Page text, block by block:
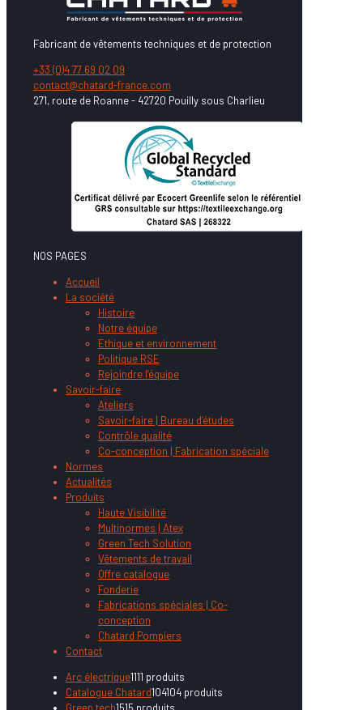
Fabricant de vêtements techniques et de protection
+33 (0)4 77 69 02 09
contact@chatard-france.com
271, route de Roanne - 42720 Pouilly sous Charlieu
NOS PAGES
Accueil
La société
Histoire
Notre équipe
Ethique et environnement
Politique RSE
Rejoindre l’équipe
Savoir-faire
Ateliers
Savoir-faire | Bureau d’études
Contrôle qualité
Co-conception | Fabrication spéciale
Normes
Actualités
Produits
Haute Visibilité
Multinormes | Atex
Green Tech Solution
Vêtements de travail
Offre catalogue
Fonderie
Fabrications spéciales | Co-
conception
Chatard Pompiers
Contact
Arc électrique1111 produits
Catalogue Chatard104104 produits